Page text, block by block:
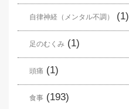
自律神経（メンタル不調） (1)
足のむくみ (1)
頭痛 (1)
食事 (193)